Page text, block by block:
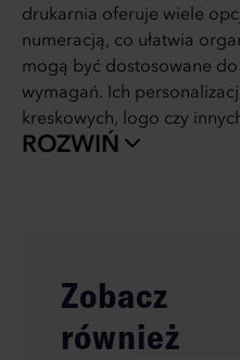
drukarnia oferuje wiele
numeracją, co ułatwia
mogą być dostosowane
wymagań. Ich
kreskowych, logo czy
ROZWIŃ
Zobacz
również